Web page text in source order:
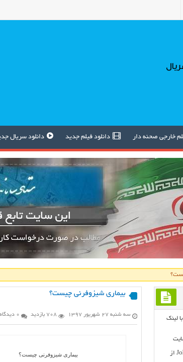
خارجی صحنه دار دانلود فیلم جدید دانلود سریال
بیماری شیزوفرنی چیست؟
سه شنبه ۲۷ شهریور ۱۳۹۷ 708 بازدید 0 دیدگاه
بیماری شیزوفرنی چیست؟
دانلود رایگان مسنتد خارجی Britney Ever After 2017 با لینک
دانلود مستقیم فیلم خارجی John Wick: Chapter 2 2017 از